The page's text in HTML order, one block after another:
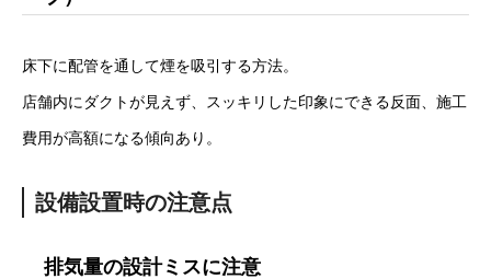
床下に配管を通して煙を吸引する方法。
店舗内にダクトが見えず、スッキリした印象にできる反面、施工
費用が高額になる傾向あり。
設備設置時の注意点
排気量の設計ミスに注意